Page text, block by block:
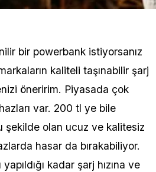
bir powerbank istiyorsanız
kaliteli taşınabilir şarj
öneririm. Piyasada çok
var. 200 tl ye bile
şekilde olan ucuz ve kalitesiz
hasar da bırakabiliyor.
kadar şarj hızına ve